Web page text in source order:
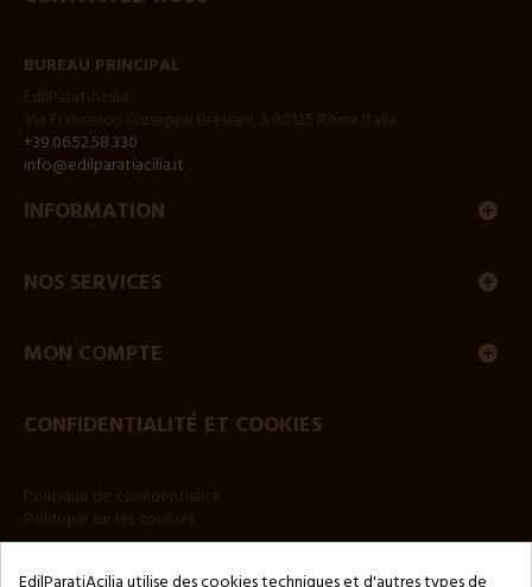
BUREAU PRINCIPAL
+39.06.52.58.330
info@edilparatiacilia.it
INFORMATION
NOS SERVICES
MON COMPTE
CONFIDENTIALITÉ ET COOKIES